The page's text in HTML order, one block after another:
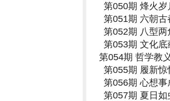
第050期 烽火
第051期 六朝
第052期 八型
第053期 文化
第054期 哲学教
第055期 履新
第056期 心想
第057期 夏日